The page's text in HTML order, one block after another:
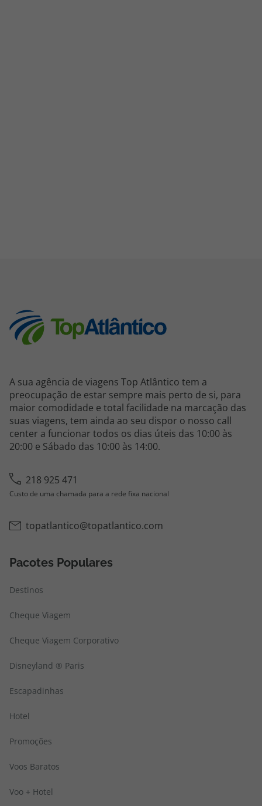
A sua agência de viagens Top Atlântico tem a
preocupação de estar sempre mais perto de si, para
maior comodidade e total facilidade na marcação das
suas viagens, tem ainda ao seu dispor o nosso call
center a funcionar todos os dias úteis das 10:00 às
20:00 e Sábado das 10:00 às 14:00.
218 925 471
Custo de uma chamada para a rede fixa nacional
topatlantico@topatlantico.com
Pacotes Populares
Destinos
Cheque Viagem
Cheque Viagem Corporativo
Disneyland ® Paris
Escapadinhas
Hotel
Promoções
Voos Baratos
Voo + Hotel